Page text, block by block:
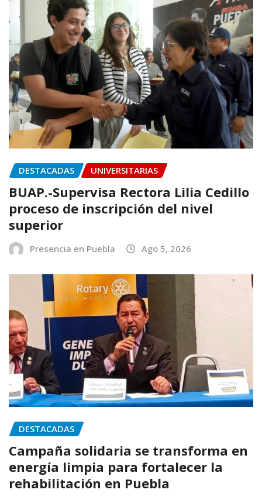
DESTACADAS UNIVERSITARIAS
BUAP.-Supervisa Rectora Lilia Cedillo
proceso de inscripción del nivel
superior
Presencia en Puebla Ago 5, 2026
DESTACADAS
Campaña solidaria se transforma en
energía limpia para fortalecer la
rehabilitación en Puebla